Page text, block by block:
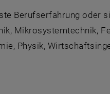
Berufserfahrung oder
Mikrosystemtechnik,
Physik,